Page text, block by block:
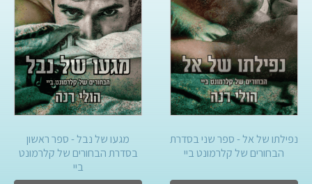
נפילתו של אל - ספר שני בסדרת
הבחורים של קלרמונט ביי
מגעו של נבל - ספר ראשון
בסדרת הבחורים של קלרמונט
ביי